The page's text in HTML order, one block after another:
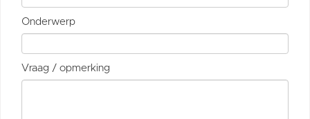
Onderwerp
Vraag / opmerking